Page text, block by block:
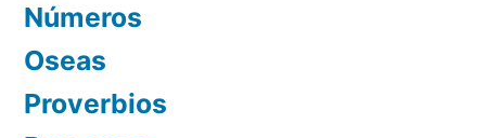
Números
Oseas
Proverbios